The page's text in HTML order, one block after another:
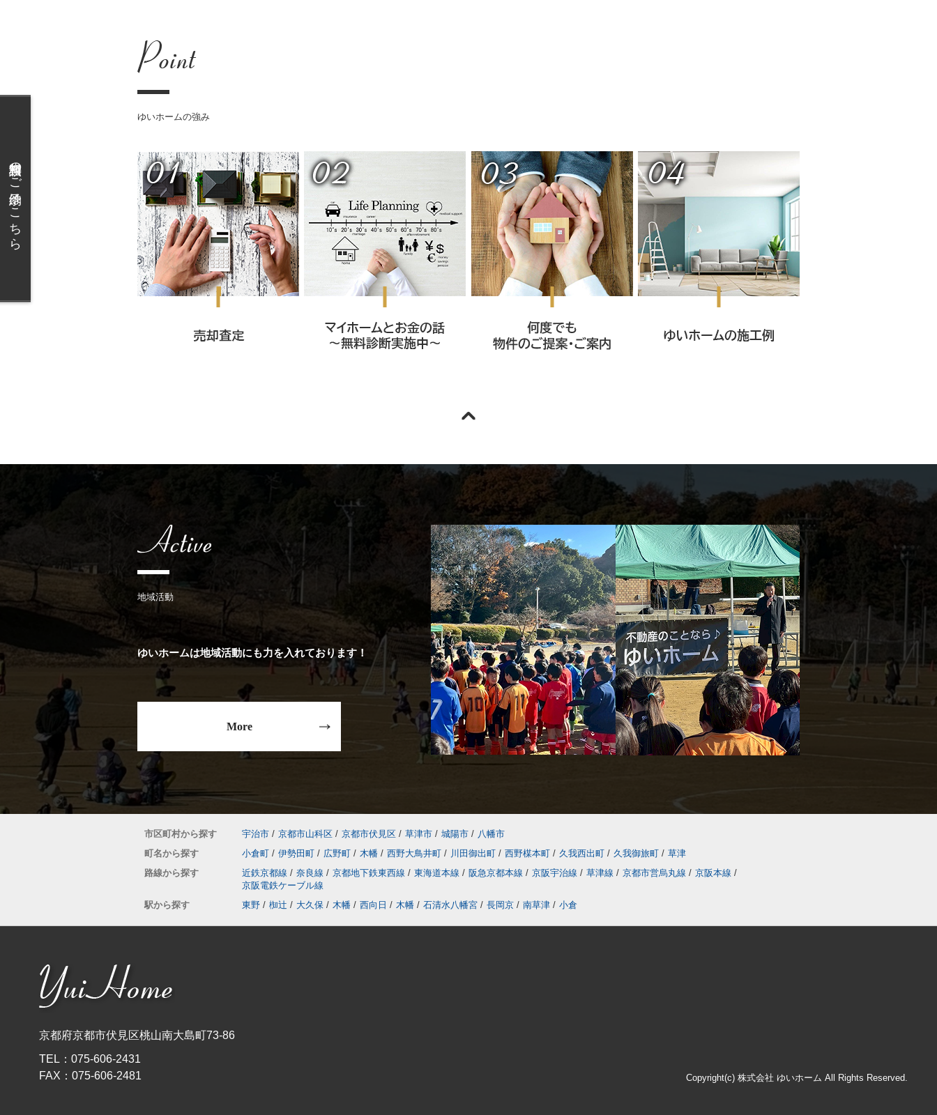
ゆいホームの強み
地域活動
ゆいホームは地域活動にも力を入れております！
More
市区町村から探す 宇治市 / 京都市山科区 / 京都市伏見区 / 草津市 / 城陽市 / 八幡市
町名から探す
小倉町 / 伊勢田町 / 広野町 / 木幡 / 西野大鳥井町 / 川田御出町 / 西野楳本町 / 久我西出町 / 久我御旅町 / 草津
路線から探す
近鉄京都線 / 奈良線 / 京都地下鉄東西線 / 東海道本線 / 阪急京都本線 / 京阪宇治線 / 草津線 / 京都市営烏丸線 / 京阪本線 /
京阪電鉄ケーブル線
駅から探す
東野 / 椥辻 / 大久保 / 木幡 / 西向日 / 木幡 / 石清水八幡宮 / 長岡京 / 南草津 / 小倉
無料相談のご予約はこちら
京都府京都市伏見区桃山南大島町73-86
TEL： 075-606-2431
FAX： 075-606-2481 Copyright(c) 株式会社 ゆいホーム All Rights Reserved.